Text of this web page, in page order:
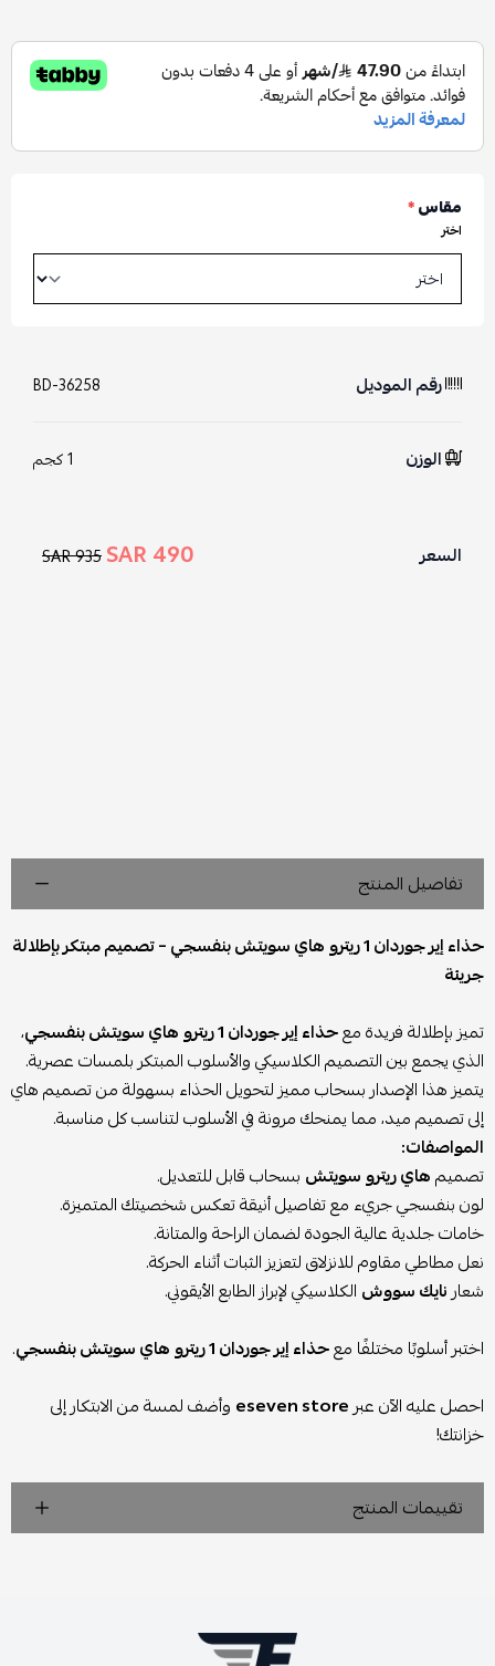
مقاس*
اختر
رقم الموديل BD-36258
الوزن 1 كجم
السعر 490 SAR
935 SAR
تفاصيل المنتج
حذاء إير جوردان 1 ريترو هاي سويتش بنفسجي – تصميم مبتكر بإطلالة
جريئة
تميز بإطلالة فريدة معحذاء إير جوردان 1 ريترو هاي سويتش بنفسجي
،
الذي يجمع بين التصميم الكلاسيكي والأسلوب المبتكر بلمسات عصرية.
يتميز هذا الإصدار بسحاب مميز لتحويل الحذاء بسهولة من تصميم هاي
إلى تصميم ميد، مما يمنحك مرونة في الأسلوب لتناسب كل مناسبة.
المواصفات:
تصميمهاي ريترو سويتش بسحاب قابل للتعديل.
لون بنفسجي جريء مع تفاصيل أنيقة تعكس شخصيتك المتميزة.
خامات جلدية عالية الجودة لضمان الراحة والمتانة.
نعل مطاطي مقاوم للانزلاق لتعزيز الثبات أثناء الحركة.
شعارنايك سووش الكلاسيكي لإبراز الطابع الأيقوني.
اختبر أسلوبًا مختلفًا معحذاء إير جوردان 1 ريترو هاي سويتش بنفسجي
.
احصل عليه الآن عبرeseven store وأضف لمسة من الابتكار إلى
خزانتك!
تقييمات المنتج